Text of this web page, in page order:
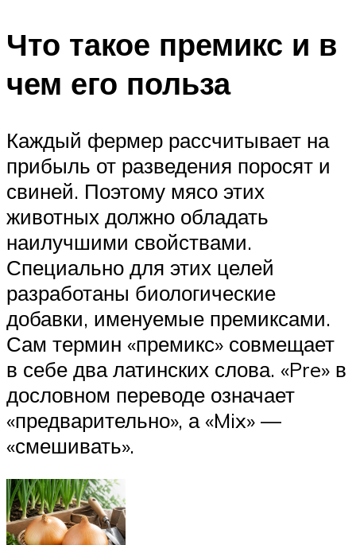
Что такое премикс и в
чем его польза
Каждый фермер рассчитывает на
прибыль от разведения поросят и
свиней. Поэтому мясо этих
животных должно обладать
наилучшими свойствами.
Специально для этих целей
разработаны биологические
добавки, именуемые премиксами.
Сам термин «премикс» совмещает
в себе два латинских слова. «Pre» в
дословном переводе означает
«предварительно», а «Mix» —
«смешивать».